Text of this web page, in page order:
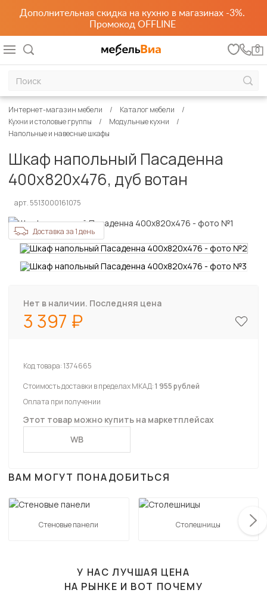
Дополнительная скидка на кухню в магазинах -3%.
Промокод OFFLINE
0
Интернет-магазин мебели
Каталог мебели
Кухни и столовые группы
Модульные кухни
Напольные и навесные шкафы
Шкаф напольный Пасаденна
400х820х476, дуб вотан
арт. 5513000161075
Доставка за 1 день
Нет в наличии. Последняя цена
3 397
Код товара:1374665
Стоимость доставки в пределах МКАД:1 955 рублей
Оплата при получении
Этот товар можно купить на маркетплейсах
WB
ВАМ МОГУТ ПОНАДОБИТЬСЯ
Стеновые панели Столешницы
У НАС ЛУЧШАЯ ЦЕНА
НА РЫНКЕ И ВОТ ПОЧЕМУ